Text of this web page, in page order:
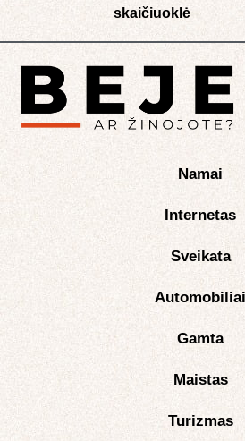
skaičiuoklė​
Namai
Internetas
Sveikata
Automobiliai
Gamta
Maistas
Turizmas